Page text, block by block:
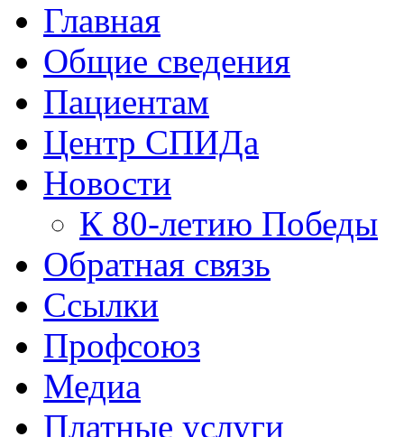
Главная
Общие сведения
Пациентам
Центр СПИДа
Новости
К 80-летию Победы
Обратная связь
Ссылки
Профсоюз
Медиа
Платные услуги